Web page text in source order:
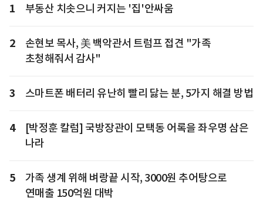
1 부동산 치솟으니 커지는 '집'안싸움
2
손현보 목사, 美 백악관서 트럼프 접견 "가족
초청해줘서 감사"
3 스마트폰 배터리 유난히 빨리 닳는 분, 5가지 해결 방법
4
[박정훈 칼럼] 국방장관이 모택동 어록을 좌우명 삼은
나라
5
가족 생계 위해 벼랑끝 시작, 3000원 추어탕으로
연매출 150억원 대박